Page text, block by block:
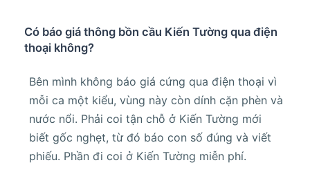
Có báo giá thông bồn cầu Kiến Tường qua điện
thoại không?
Bên mình không báo giá cứng qua điện thoại vì
mỗi ca một kiểu, vùng này còn dính cặn phèn và
nước nổi. Phải coi tận chỗ ở Kiến Tường mới
biết gốc nghẹt, từ đó báo con số đúng và viết
phiếu. Phần đi coi ở Kiến Tường miễn phí.